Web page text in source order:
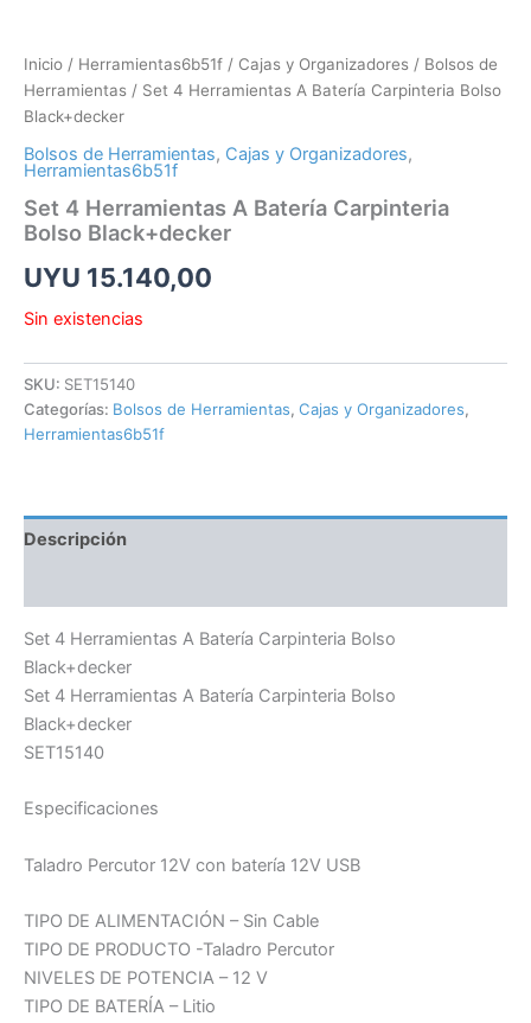
Inicio / Herramientas6b51f / Cajas y Organizadores / Bolsos de
Herramientas / Set 4 Herramientas A Batería Carpinteria Bolso
Black+decker
Bolsos de Herramientas, Cajas y Organizadores,
Herramientas6b51f
Set 4 Herramientas A Batería Carpinteria
Bolso Black+decker
UYU 15.140,00
Sin existencias
SKU: SET15140
Categorías: Bolsos de Herramientas, Cajas y Organizadores,
Herramientas6b51f
Descripción
Set 4 Herramientas A Batería Carpinteria Bolso
Black+decker
Set 4 Herramientas A Batería Carpinteria Bolso
Black+decker
SET15140
Especificaciones
Taladro Percutor 12V con batería 12V USB
TIPO DE ALIMENTACIÓN – Sin Cable
TIPO DE PRODUCTO -Taladro Percutor
NIVELES DE POTENCIA – 12 V
TIPO DE BATERÍA – Litio